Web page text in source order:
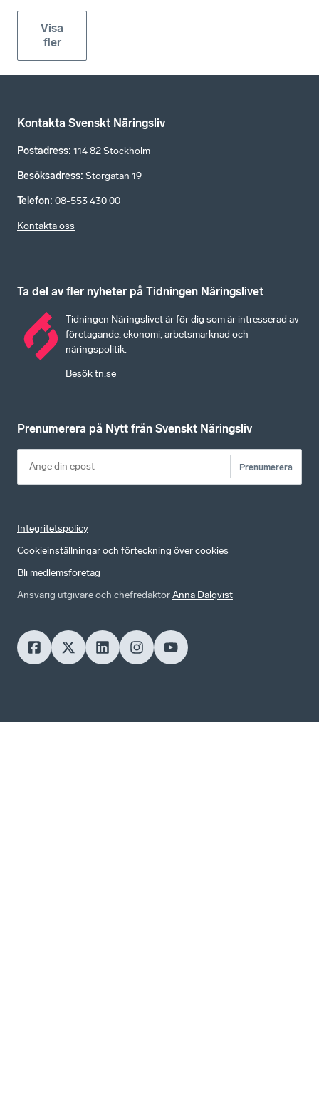
Visa
fler
Kontakta Svenskt Näringsliv
Postadress: 114 82 Stockholm
Besöksadress: Storgatan 19
Telefon: 08-553 430 00
Kontakta oss
Ta del av fler nyheter på Tidningen Näringslivet
Tidningen Näringslivet är för dig som är intresserad av
företagande, ekonomi, arbetsmarknad och
näringspolitik.
Besök tn.se
Prenumerera på Nytt från Svenskt Näringsliv
Prenumerera
Integritetspolicy
Cookieinställningar och förteckning över cookies
Bli medlemsföretag
Ansvarig utgivare och chefredaktörAnna Dalqvist